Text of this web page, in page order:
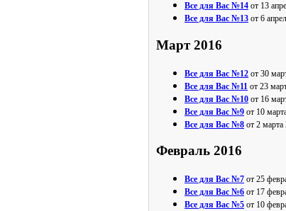
Все для Вас №14 от 13
Все для Вас №13 от 6
Март 2016
Все для Вас №12 от 30
Все для Вас №11 от 23
Все для Вас №10 от 16
Все для Вас №9 от 10
Все для Вас №8 от 2 марта
Февраль 2016
Все для Вас №7 от 25
Все для Вас №6 от 17
Все для Вас №5 от 10